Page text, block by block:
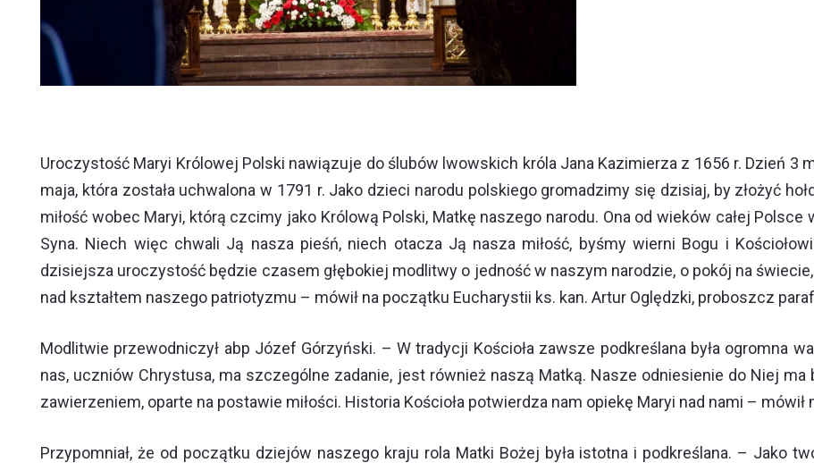
Uroczystość Maryi Królowej Polski nawiązuje do ślubów lwowskich króla Jana Kazimierza z 1656 r. Dzień
maja, która została uchwalona w 1791 r. Jako dzieci narodu polskiego gromadzimy się dzisiaj, by złożyć
miłość wobec Maryi, którą czcimy jako Królową Polski, Matkę naszego narodu. Ona od wieków całej
Syna. Niech więc chwali Ją nasza pieśń, niech otacza Ją nasza miłość, byśmy wierni Bogu i
dzisiejsza uroczystość będzie czasem głębokiej modlitwy o jedność w naszym narodzie, o pokój na
nad kształtem naszego patriotyzmu – mówił na początku Eucharystii ks. kan. Artur Oględzki, proboszcz
Modlitwie przewodniczył abp Józef Górzyński. – W tradycji Kościoła zawsze podkreślana była ogromna
nas, uczniów Chrystusa, ma szczególne zadanie, jest również naszą Matką. Nasze odniesienie do Niej
zawierzeniem, oparte na postawie miłości. Historia Kościoła potwierdza nam opiekę Maryi nad nami –
Przypomniał, że od początku dziejów naszego kraju rola Matki Bożej była istotna i podkreślana. – Jako